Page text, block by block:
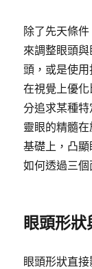
除了先天條
來調整眼頭
頭，或是使
在視覺上優
分追求某種
靈眼的精髓
基礎上，凸
如何透過三
眼頭形
眼頭形狀直